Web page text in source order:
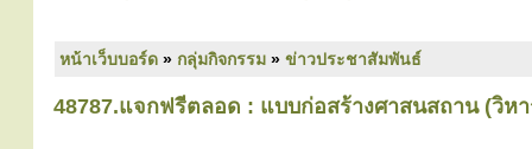
หน้าเว็บบอร์ด » กลุ่มกิจกรรม » ข่าวประชาสัมพันธ์
48787.แจกฟรีตลอด : แบบก่อสร้างศาสนสถาน (วิห